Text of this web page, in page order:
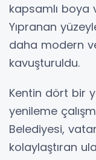
kapsamlı boya
Yıpranan
daha modern
kavuşturuldu.
Kentin dört bir
yenileme
Belediyesi,
kolaylaştıran